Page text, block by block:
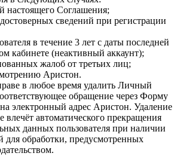
настоящего Соглашения;
сведений при регистрации
в течение 3 лет с даты последней
кабинете (неактивный аккаунт);
жалоб от третьих лиц;
Аристон.
в любое время удалить Личный
обращение через Форму
электронный адрес Аристон. Удаление
влечёт автоматического прекращения
данных пользователя при наличии
для обработки, предусмотренных